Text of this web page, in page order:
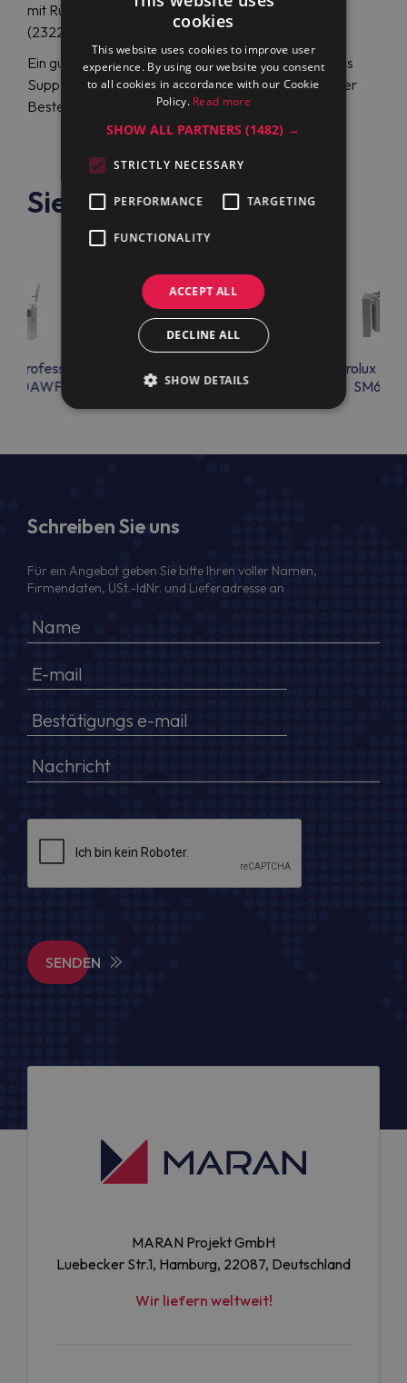
mit Rührwerk Electrolux Professional SM6P200
(232230) zum reduzierten Preis.
Ein gut geschultes, englisch- oder deutschsprachiges
Support-Team unterstützt Sie rund um die Uhr bei der
Bestellung und dem Kauf von Top-Geräten.
Siehe auch
Professional
SM6P300
Electrolux
Schreiben Sie uns
Für ein Angebot geben Sie bitte Ihren voller Namen,
Firmendaten, USt.-IdNr. und Lieferadresse an
SENDEN
MARAN Projekt GmbH
Luebecker Str.1, Hamburg, 22087, Deutschland
Wir liefern weltweit!
cookies
This website uses cookies to improve user
experience. By using our website you consent
to all cookies in accordance with our Cookie
Policy. Read more
SHOW ALL PARTNERS(1482) →
STRICTLY NECESSARY
PERFORMANCE TARGETING
FUNCTIONALITY
ACCEPT ALL
DECLINE ALL
SHOW DETAILS